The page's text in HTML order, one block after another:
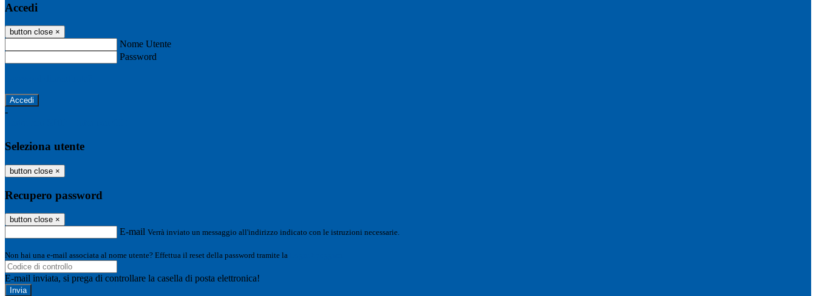
Accedi
button close ×
Nome Utente
Password
-
Seleziona utente
button close ×
Recupero password
button close ×
E-mail Verrà inviato un messaggio all'indirizzo indicato con le istruzioni necessarie.
Non hai una e-mail associata al nome utente? Effettua il reset della password tramite la
E-mail inviata, si prega di controllare la casella di posta elettronica!